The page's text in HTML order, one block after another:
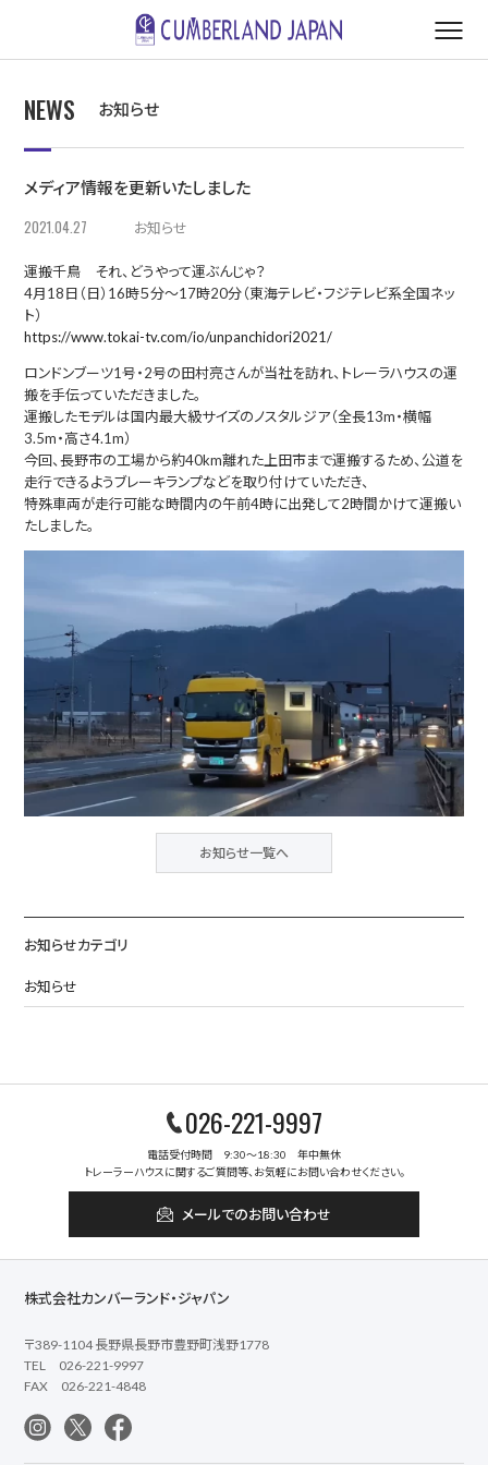
NEWS お知らせ
メディア情報を更新いたしました
2021.04.27 お知らせ
運搬千鳥 それ、どうやって運ぶんじゃ？
4月18日（日）16時５分～17時20分（東海テレビ・フジテレビ系全国ネッ
ト）
https://www.tokai-tv.com/io/unpanchidori2021/
ロンドンブーツ1号・2号の田村亮さんが当社を訪れ、トレーラハウスの運
搬を手伝っていただきました。
運搬したモデルは国内最大級サイズのノスタルジア（全長13m・横幅
3.5m・高さ4.1m）
今回、長野市の工場から約40km離れた上田市まで運搬するため、公道を
走行できるようブレーキランプなどを取り付けていただき、
特殊車両が走行可能な時間内の午前4時に出発して2時間かけて運搬い
たしました。
お知らせ一覧へ
お知らせカテゴリ
お知らせ
026-221-9997
電話受付時間 9:30～18:30 年中無休
トレーラーハウスに関するご質問等、お気軽にお問い合わせください。
メールでのお問い合わせ
株式会社カンバーランド・ジャパン
〒389-1104 長野県長野市豊野町浅野1778
TEL 026-221-9997
FAX 026-221-4848